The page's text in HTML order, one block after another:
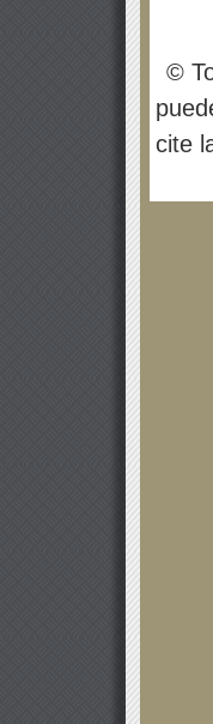
©
cite